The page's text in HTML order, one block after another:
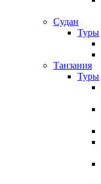
Судан
Туры
Танзания
Туры